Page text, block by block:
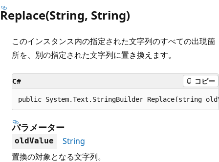
Replace(String, String)
このインスタンス内の指定された文字列のすべての出現箇
所を、別の指定された文字列に置き換えます。
C# コピー
public System.Text.StringBuilder Replace(string
パラメーター
oldValue
String
置換の対象となる文字列。